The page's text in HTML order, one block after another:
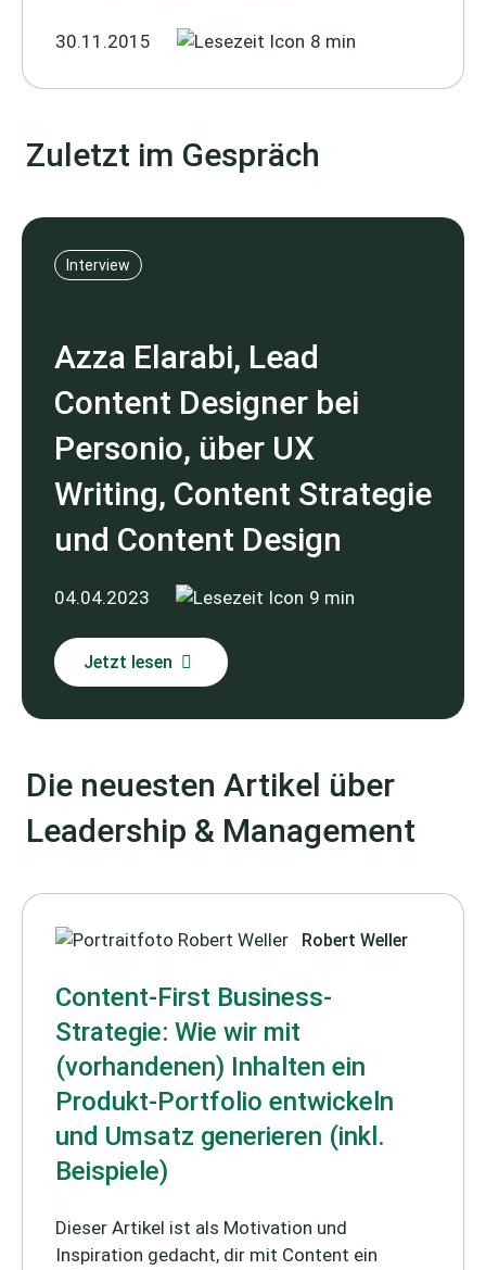
30.11.2015 8 min
Zuletzt im Gespräch
Interview
Azza Elarabi, Lead
Content Designer bei
Personio, über UX
Writing, Content Strategie
und Content Design
04.04.2023 9 min
Jetzt lesen
Die neuesten Artikel über
Leadership & Management
Robert Weller
Content-First Business-
Strategie: Wie wir mit
(vorhandenen) Inhalten ein
Produkt-Portfolio entwickeln
und Umsatz generieren (inkl.
Beispiele)
Dieser Artikel ist als Motivation und
Inspiration gedacht, dir mit Content ein